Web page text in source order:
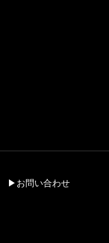
▶お問い合わせ